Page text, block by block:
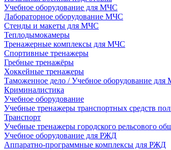
Учебное оборудование для МЧС
Лабораторное оборудование МЧС
Стенды и макеты для МЧС
Теплодымокамеры
Тренажерные комплексы для МЧС
Спортивные тренажеры
Гребные тренажёры
Хоккейные тренажеры
Таможенное дело / Учебное оборудование
Криминалистика
Учебное оборудование
Учебные тренажеры транспортных средств
Транспорт
Учебные тренажеры городского рельсового
Учебное оборудование для РЖД
Аппаратно-программные комплексы для РЖД